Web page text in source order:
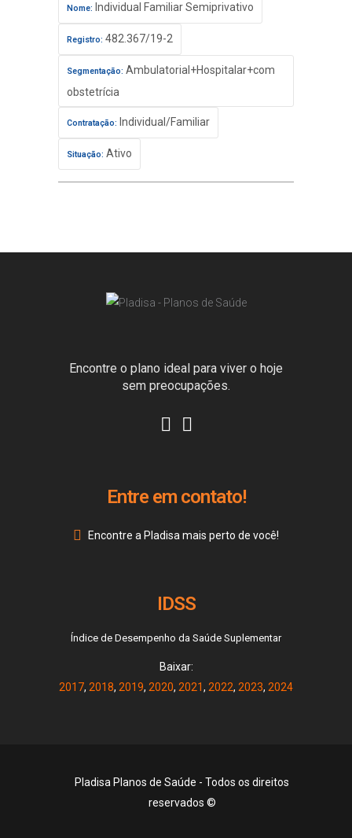
Nome: Individual Familiar Semiprivativo
Registro: 482.367/19-2
Segmentação: Ambulatorial+Hospitalar+com
obstetrícia
Contratação: Individual/Familiar
Situação: Ativo
Encontre o plano ideal para viver o hoje
sem preocupações.
Entre em contato!
Encontre a Pladisa mais perto de você!
IDSS
Índice de Desempenho da Saúde Suplementar
Baixar:
2017, 2018, 2019, 2020, 2021, 2022, 2023, 2024
Pladisa Planos de Saúde - Todos os direitos
reservados ©